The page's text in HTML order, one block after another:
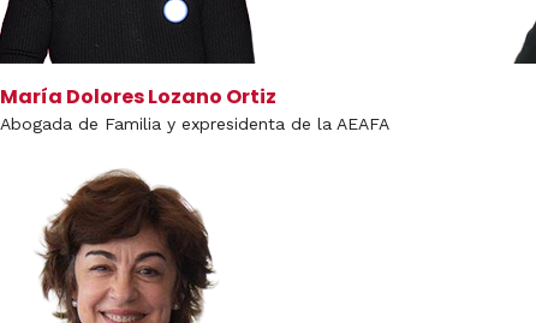
María Dolores Lozano Ortiz
Abogada de Familia y expresidenta de la AEAFA